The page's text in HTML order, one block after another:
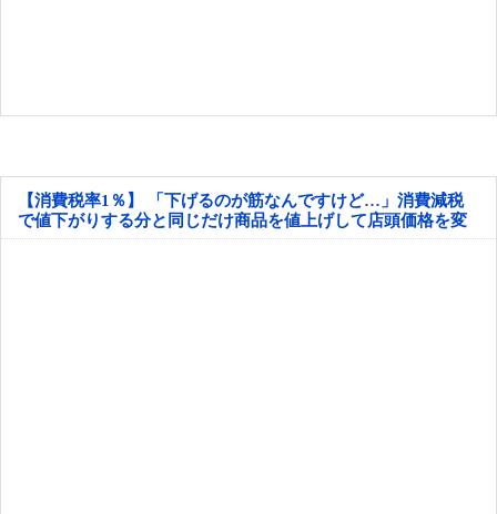
【消費税率1％】 「下げるのが筋なんですけど…」消費減税
で値下がりする分と同じだけ商品を値上げして店頭価格を変
えない店も